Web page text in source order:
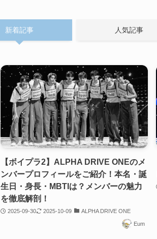
新着記事 人気記事
【ボイプラ2】ALPHA DRIVE ONEのメ
ンバープロフィールをご紹介！本名・誕
生日・身長・MBTIは？メンバーの魅力
を徹底解剖！
2025-09-30 2025-10-09 ALPHA DRIVE ONE
Eum